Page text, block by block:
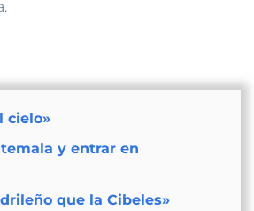
cielo»
y entrar en
que la Cibeles»